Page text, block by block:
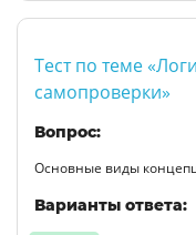
Тест по теме
самопроверки»
Вопрос:
Основные виды
Варианты ответа: